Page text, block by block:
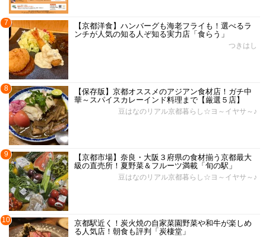
7
【京都洋食】ハンバーグも海老フライも！選べるラ
ンチが人気の知る人ぞ知る実力店「食らう」
つきはし
8
【保存版】京都オススメのアジアン食材店！ガチ中
華～スパイスカレーインド料理まで【厳選５店】
豆はなのリアル京都暮らし☆ヨ～イヤサ～♪
9
【京都市場】奈良・大阪３府県の食材揃う京都最大
級の直売所！夏野菜＆フルーツ満載「旬の駅」
豆はなのリアル京都暮らし☆ヨ～イヤサ～♪
10
京都駅近く！炭火焼の自家菜園野菜や和牛が楽しめ
る人気店！朝食も評判「炭棲堂」